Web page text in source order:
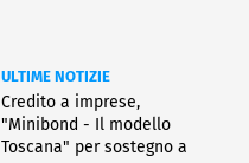
ULTIME NOTIZIE
Credito a imprese,
"Minibond - Il modello
Toscana" per sostegno a